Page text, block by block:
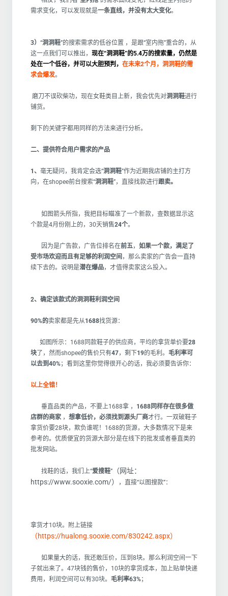
需求变化，可以发现就是一条直线，并没有太大变化。
3） “洞洞鞋”的搜索需求的低谷位置 ，是跟“室内拖”重合的，从
这一点我们可以推出， 现在“洞洞鞋”的5.4万的搜索量，仍然是
处在一个低谷，并可以大胆预判， 在未来2个月，洞洞鞋的需
求会爆发。
磨刀不误砍柴功，现在女鞋类目上新，我会优先对洞洞鞋进行
铺货。
剩下的关键字都用同样的方法来进行分析。
二、提供符合用户需求的产品
1、 毫无疑问，我肯定会选“洞洞鞋”作为近期我店铺的主打方
向，在shopee前台搜索“洞洞鞋”，直接找款进行跟卖。
如图箭头所指，我把目标瞄准了一个新款，查数据显示这
个款是4月份刚上的，30天销售24个。
因为是广告款，广告位排名在前五， 如果一个款，满足了
受市场欢迎而且有足够的利润空间 ，那么卖家的广告会一直持
续下去的。说明是潜在爆品，才值得卖家这么投入。
2、确定该款式的洞洞鞋利润空间
90%的卖家都是先从1688找货源：
如图所示：1688同款鞋子的供应商，平均的拿货单价要28
块 了，然而shopee的售价只有47，剩下19的毛利。 毛利率可
以去到40%；看到这里你觉得很开心的话，我必须要告诉你：
以上全错！
垂直品类的产品，不要上1688拿 ， 1688同样存在很多做
店群的商家 ， 想拿低价，必须找到源头厂商才行。一双破鞋子
拿货价要28块，欺负谁呢！1688的货源，大多数情况下是来
参考的。优质便宜的货源大部分是在线下的批发或者垂直类的
批发网站。
找鞋的话，我们上“爱搜鞋” （网址：
https://www.sooxie.com/）
，直接“以图搜款”：
拿货才10块。附上链接
（https://hualong.sooxie.com/830242.aspx）
如果量大的话，我还敢压价，压到8块。那么利润空间一下
子就出来了。47块钱的售价，10块的拿货成本，加上贴单快递
费用，利润空间可以有30块。 毛利率63%；